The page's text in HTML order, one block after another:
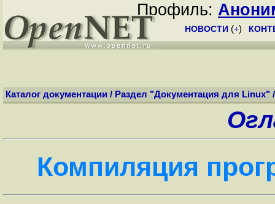
Профиль:
НОВОСТИ (+)
Каталог документации / Раздел "Документация для Linux"
Компиляция